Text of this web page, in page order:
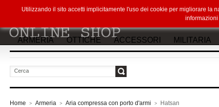
ARMERIA OTTICHE ACCESSORI MILITARIA
Home > Armeria > Aria compressa con porto d'armi > Hatsan
Utilizzando il sito accetti implicitamente l'uso dei cookie per migliorare la
informazioni